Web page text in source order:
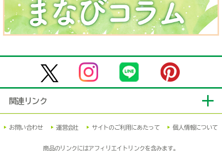
関連リンク
お問い合わせ 運営会社 サイトのご利用にあたって 個人情報について
商品のリンクにはアフィリエイトリンクを含みます。